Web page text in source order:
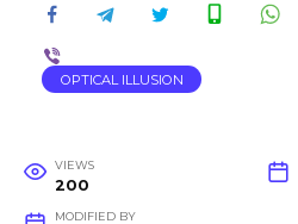
OPTICAL ILLUSION
VIEWS
200
MODIFIED BY